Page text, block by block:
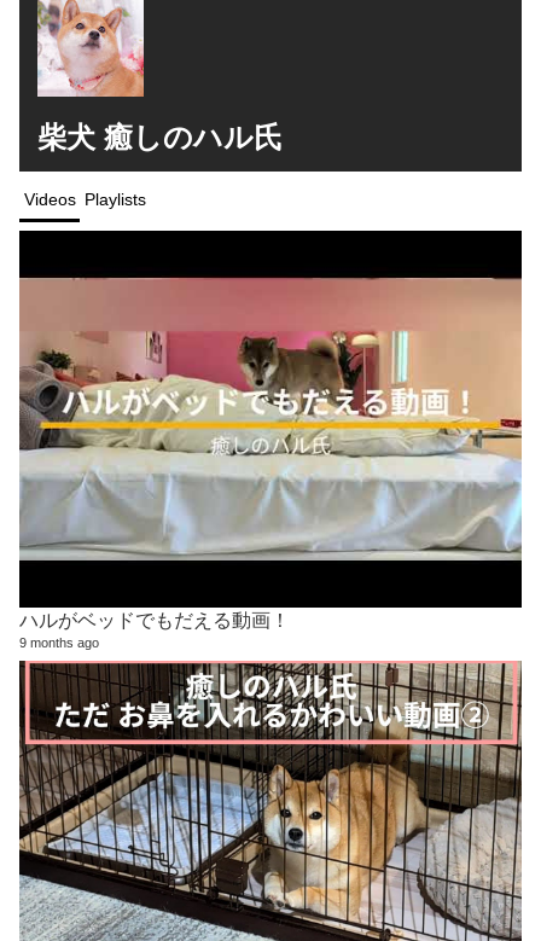
柴犬 癒しのハル氏
Videos Playlists
ハルがベッドでもだえる動画！
9 months ago